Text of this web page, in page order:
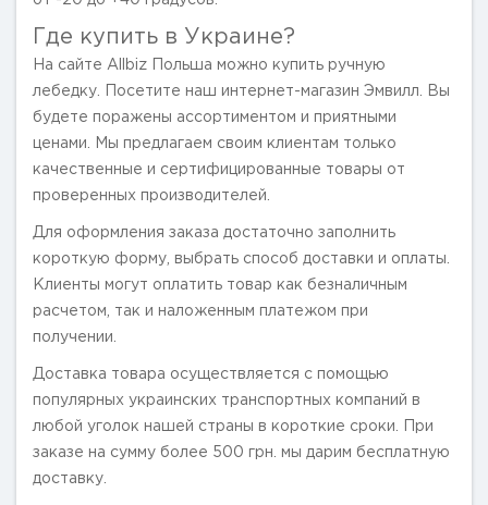
Где купить в Украине?
На сайте Allbiz Польша можно купить ручную
лебедку. Посетите наш интернет-магазин Эмвилл. Вы
будете поражены ассортиментом и приятными
ценами. Мы предлагаем своим клиентам только
качественные и сертифицированные товары от
проверенных производителей.
Для оформления заказа достаточно заполнить
короткую форму, выбрать способ доставки и оплаты.
Клиенты могут оплатить товар как безналичным
расчетом, так и наложенным платежом при
получении.
Доставка товара осуществляется с помощью
популярных украинских транспортных компаний в
любой уголок нашей страны в короткие сроки. При
заказе на сумму более 500 грн. мы дарим бесплатную
доставку.